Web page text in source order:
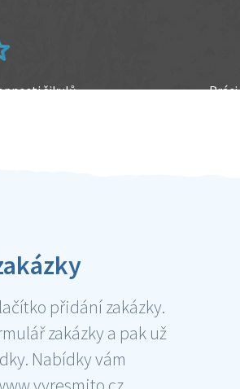
šikulů
přidání zakázky.
zakázky a pak už
Nabídky vám